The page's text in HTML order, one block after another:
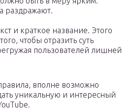
раздражают.
и краткое название. Этого
чтобы отразить суть
пользователей лишней
вполне возможно
уникальную и интересный